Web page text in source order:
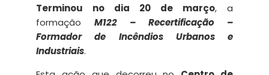
Terminou no dia 20 de março, a
formação M122 – Recertificação –
Formador de Incêndios Urbanos e
Industriais.